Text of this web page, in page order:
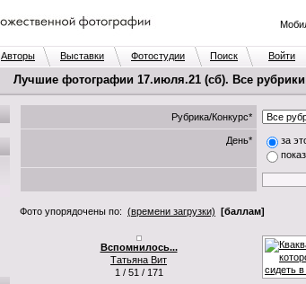
Авторы Выставки Фотостудии Поиск Войти
Лучшие фотографии 17.июля.21 (сб). Все рубрики
Рубрика/Конкурс*
День*
за
Фото упорядочены по: (времени загрузки) [баллам]
Вспомнилось...
Татьяна Вит
1 / 51 / 171